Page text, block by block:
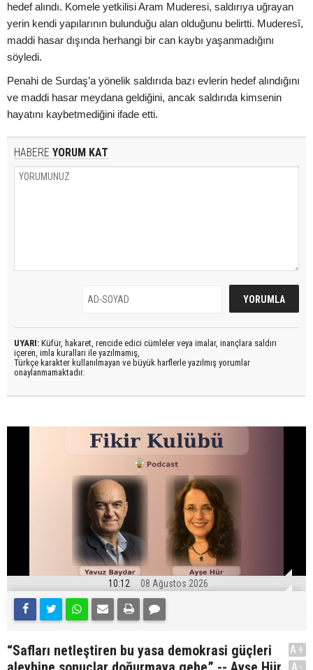
hedef alındı. Komele yetkilisi Aram Muderesi, saldırıya uğrayan
yerin kendi yapılarının bulunduğu alan olduğunu belirtti. Muderesî,
maddi hasar dışında herhangi bir can kaybı yaşanmadığını
söyledi.
Penahi de Surdaş’a yönelik saldırıda bazı evlerin hedef alındığını
ve maddi hasar meydana geldiğini, ancak saldırıda kimsenin
hayatını kaybetmediğini ifade etti.
HABERE YORUM KAT
UYARI: Küfür, hakaret, rencide edici cümleler veya imalar, inançlara saldırı
içeren, imla kuralları ile yazılmamış,
Türkçe karakter kullanılmayan ve büyük harflerle yazılmış yorumlar
onaylanmamaktadır.
10:12 08 Ağustos 2026
“Safları netleştiren bu yasa demokrasi güçleri
A+
A-